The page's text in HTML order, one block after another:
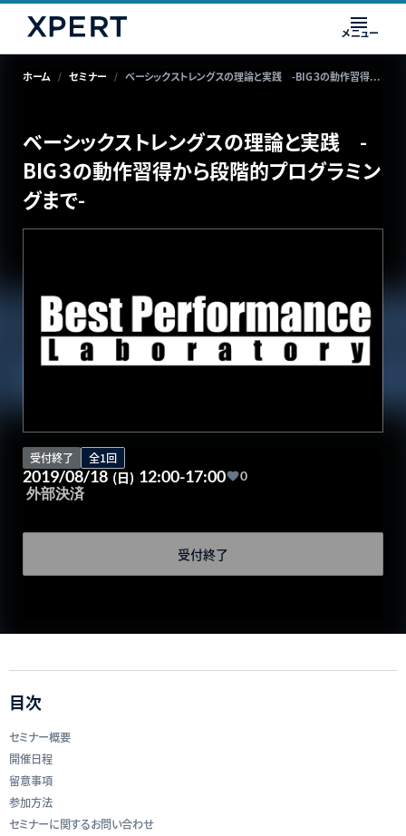
メニュー
ホーム セミナー ベーシックストレングスの理論と実践 -BIG３の動作習得から段階的プログラミングまで-
ベーシックストレングスの理論と実践 -
BIG３の動作習得から段階的プログラミン
グまで-
受付終了 全1回
2019/08/18 (日) 12:00-17:00 0
外部決済
受付終了
目次
セミナー概要
開催日程
留意事項
参加方法
セミナーに関するお問い合わせ